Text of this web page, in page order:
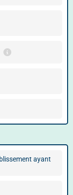
ayant